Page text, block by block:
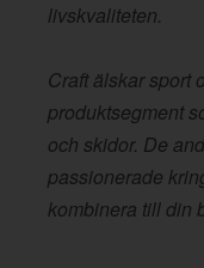
livskvaliteten.
Craft älskar sport
produktsegment
och skidor. De
passionerade
kombinera till din